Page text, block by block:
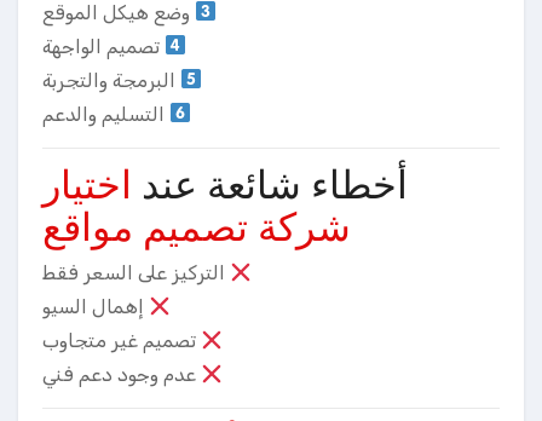
وضع هيكل الموقع
تصميم الواجهة
البرمجة والتجربة
التسليم والدعم
أخطاء شائعة عند اختيار
شركة تصميم مواقع
التركيز على السعر فقط
إهمال السيو
تصميم غير متجاوب
عدم وجود دعم فني